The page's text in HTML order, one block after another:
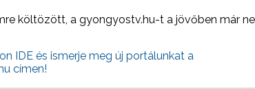
azt is interaktív módon meg tudják kérdezni
élvezők köréről, és az adószedésre
költözött, a gyongyostv.hu-t a jövőben már
IDE és ismerje meg új portálunkat a
címen!